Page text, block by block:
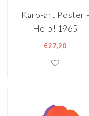
Karo-art Poster -
Help! 1965
Beatles -
Filmposter voor de
Premium Print,
€27,90